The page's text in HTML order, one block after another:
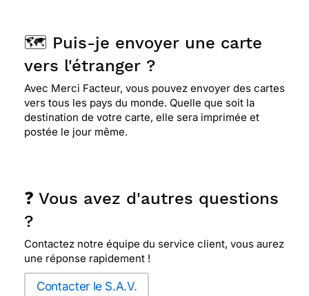
🗺️ Puis-je envoyer une carte
vers l'étranger ?
Avec Merci Facteur, vous pouvez envoyer des cartes
vers tous les pays du monde. Quelle que soit la
destination de votre carte, elle sera imprimée et
postée le jour même.
❓ Vous avez d'autres questions
?
Contactez notre équipe du service client, vous aurez
une réponse rapidement !
Contacter le S.A.V.